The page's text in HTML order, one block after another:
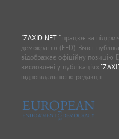
"ZAXID.NET "працює за
демократію (EED). Зміст
відображає офіційну позицію
висловлені у публікаціях
відповідальністю редакції.